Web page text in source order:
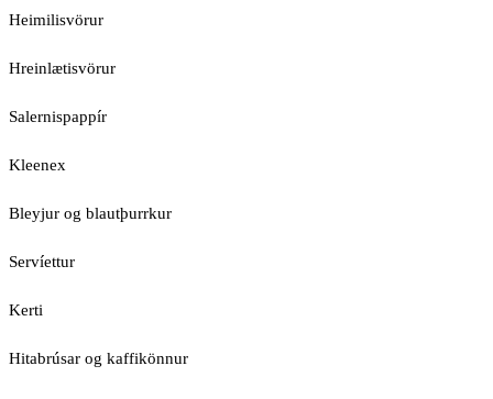
Heimilisvörur
Hreinlætisvörur
Salernispappír
Kleenex
Bleyjur og blautþurrkur
Servíettur
Kerti
Hitabrúsar og kaffikönnur